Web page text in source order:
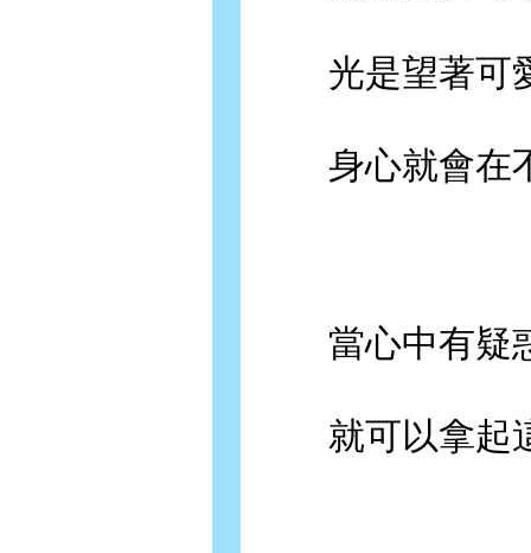
光是望著可
身心就會在不
當心中有疑惑
就可以拿起